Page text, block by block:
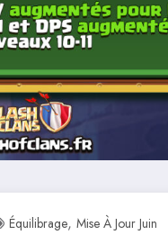
Équilibrage, Mise À Jour Juin